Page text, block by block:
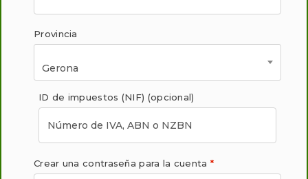
Provincia
Gerona
ID de impuestos (NIF) (opcional)
Crear una contraseña para la cuenta *